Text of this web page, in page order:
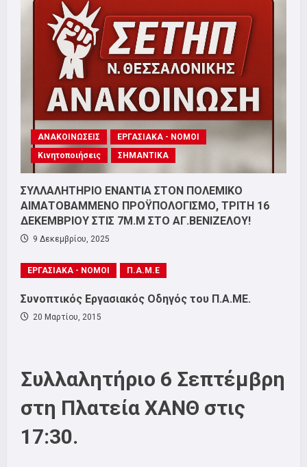
ΑΝΑΚΟΙΝΩΣΕΙΣ
ΕΡΓΑΣΙΑΚΑ - ΝΟΜΟΙ
Κινητοποιήσεις
ΣΗΜΑΝΤΙΚΑ
ΣΥΛΛΑΛΗΤΗΡΙΟ ΕΝΑΝΤΙΑ ΣΤΟΝ ΠΟΛΕΜΙΚΟ
ΑΙΜΑΤΟΒΑΜΜΕΝΟ ΠΡΟΫΠΟΛΟΓΙΣΜΟ, ΤΡΙΤΗ 16
ΔΕΚΕΜΒΡΙΟΥ ΣΤΙΣ 7Μ.Μ ΣΤΟ ΑΓ.ΒΕΝΙΖΕΛΟΥ!
9 Δεκεμβρίου, 2025
ΕΡΓΑΣΙΑΚΑ - ΝΟΜΟΙ Π.Α.Μ.Ε
Συνοπτικός Εργασιακός Οδηγός του Π.Α.ΜΕ.
20 Μαρτίου, 2015
Συλλαλητήριο 6 Σεπτέμβρη
στη Πλατεία ΧΑΝΘ στις
17:30.